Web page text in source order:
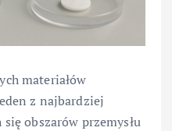
materiałów
z najbardziej
obszarów przemysłu